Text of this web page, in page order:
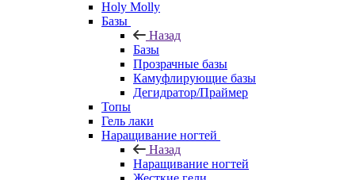
Holy Molly
Базы
Назад
Базы
Прозрачные базы
Камуфлирующие базы
Дегидратор/Праймер
Топы
Гель лаки
Наращивание ногтей
Назад
Наращивание ногтей